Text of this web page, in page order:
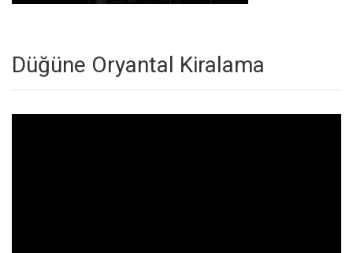
Düğüne Oryantal Kiralama